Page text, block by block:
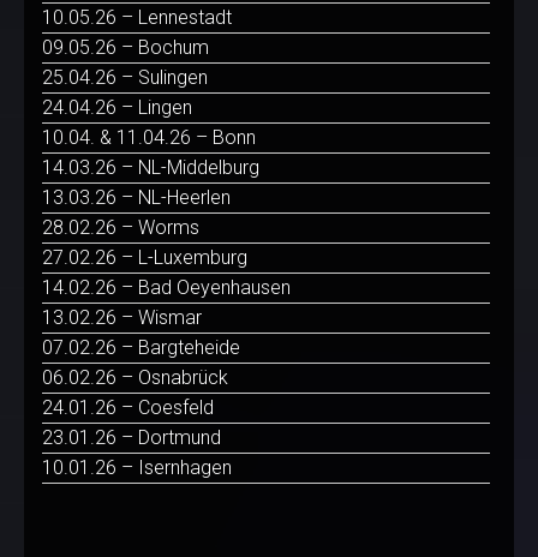
10.05.26 – Lennestadt
09.05.26 – Bochum
25.04.26 – Sulingen
24.04.26 – Lingen
10.04. & 11.04.26 – Bonn
14.03.26 – NL-Middelburg
13.03.26 – NL-Heerlen
28.02.26 – Worms
27.02.26 – L-Luxemburg
14.02.26 – Bad Oeyenhausen
13.02.26 – Wismar
07.02.26 – Bargteheide
06.02.26 – Osnabrück
24.01.26 – Coesfeld
23.01.26 – Dortmund
10.01.26 – Isernhagen